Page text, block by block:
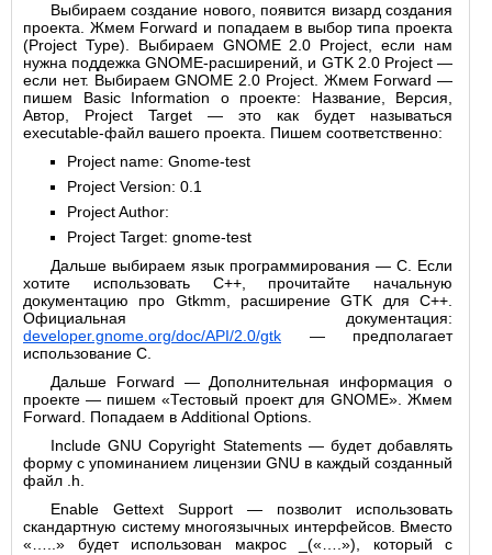
Выбираем создание нового, появится визард создания
проекта. Жмем Forward и попадаем в выбор типа проекта
(Project Type). Выбираем GNOME 2.0 Project, если нам
нужна поддежка GNOME-расширений, и GTK 2.0 Project —
если нет. Выбираем GNOME 2.0 Project. Жмем Forward —
пишем Basic Information о проекте: Название, Версия,
Автор, Project Target — это как будет называться
executable-файл вашего проекта. Пишем соответственно:
Project name: Gnome-test
Project Version: 0.1
Project Author:
Project Target: gnome-test
Дальше выбираем язык программирования — C. Если
хотите использовать C++, прочитайте начальную
документацию про Gtkmm, расширение GTK для C++.
Официальная документация:
developer.gnome.org/doc/API/2.0/gtk — предполагает
использование С.
Дальше Forward — Дополнительная информация о
проекте — пишем «Тестовый проект для GNOME». Жмем
Forward. Попадаем в Additional Options.
Include GNU Copyright Statements — будет добавлять
форму с упоминанием лицензии GNU в каждый созданный
файл .h.
Enable Gettext Support — позволит использовать
скандартную систему многоязычных интерфейсов. Вместо
«…..» будет использован макрос _(«….»), который с